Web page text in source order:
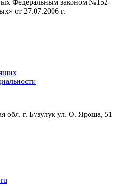
Федеральным законом №152-
от 27.07.2006 г.
обл. г. Бузулук ул. О. Яроша, 51